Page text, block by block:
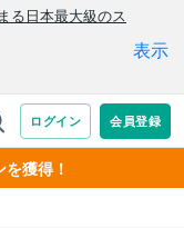
獲得！